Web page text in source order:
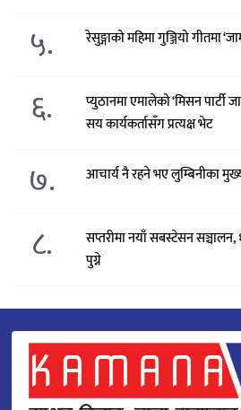
५. रेसुङ्गाको महिमा गुञ्जियो गीतमा
६.
प्युठानमा एमालेको ‘मिसन पार्टी
सय कार्यकर्तासँग प्रत्यक्ष भेट
७. आचार्य नै रहने भए लुम्बिनीका
८.
सप्तरीमा नयाँ सबस्टेसन
पुग्ने